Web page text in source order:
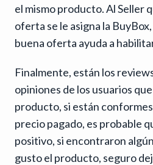
el mismo producto. Al Seller
oferta se le asigna la
buena oferta ayuda a
Finalmente, están los
opiniones de los usuarios
producto, si están
precio pagado, es probable
positivo, si encontraron
gusto el producto, seguro